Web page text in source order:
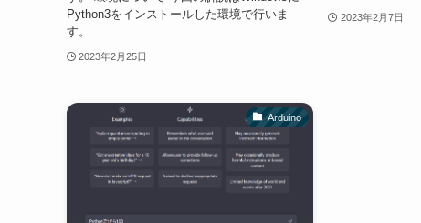
Python3をインストールした環境で行いま
す。...
2023年2月25日
2023年2月7日
Arduino